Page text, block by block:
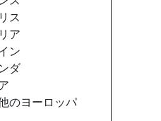
ス
ア
ン
ダ
のヨーロッパ